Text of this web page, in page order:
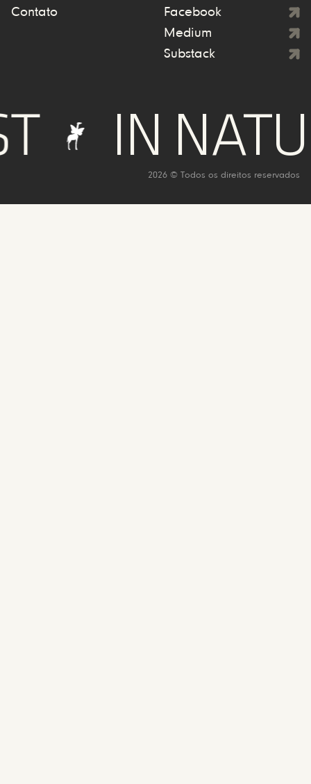
Contato
Facebook
Medium
Substack
IN NATURE
2026 © Todos os direitos reservados